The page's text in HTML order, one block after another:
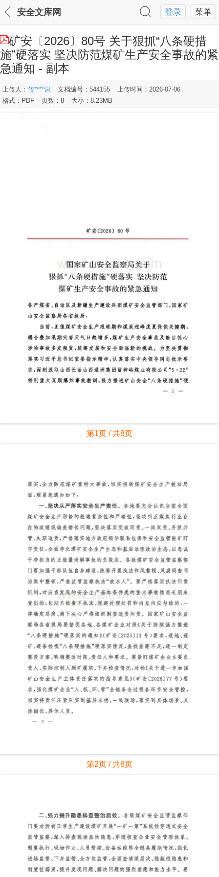
菜单
登录
安全文库网
矿安〔2026〕80号 关于狠抓“八条硬措
施”硬落实 坚决防范煤矿生产安全事故的紧
急通知 - 副本
上传人： 传****识 文档编号：544155
上传时间：2026-07-06
格式：PDF
页数：8 大小：8.23MB
第1页 / 共8页
第2页 / 共8页